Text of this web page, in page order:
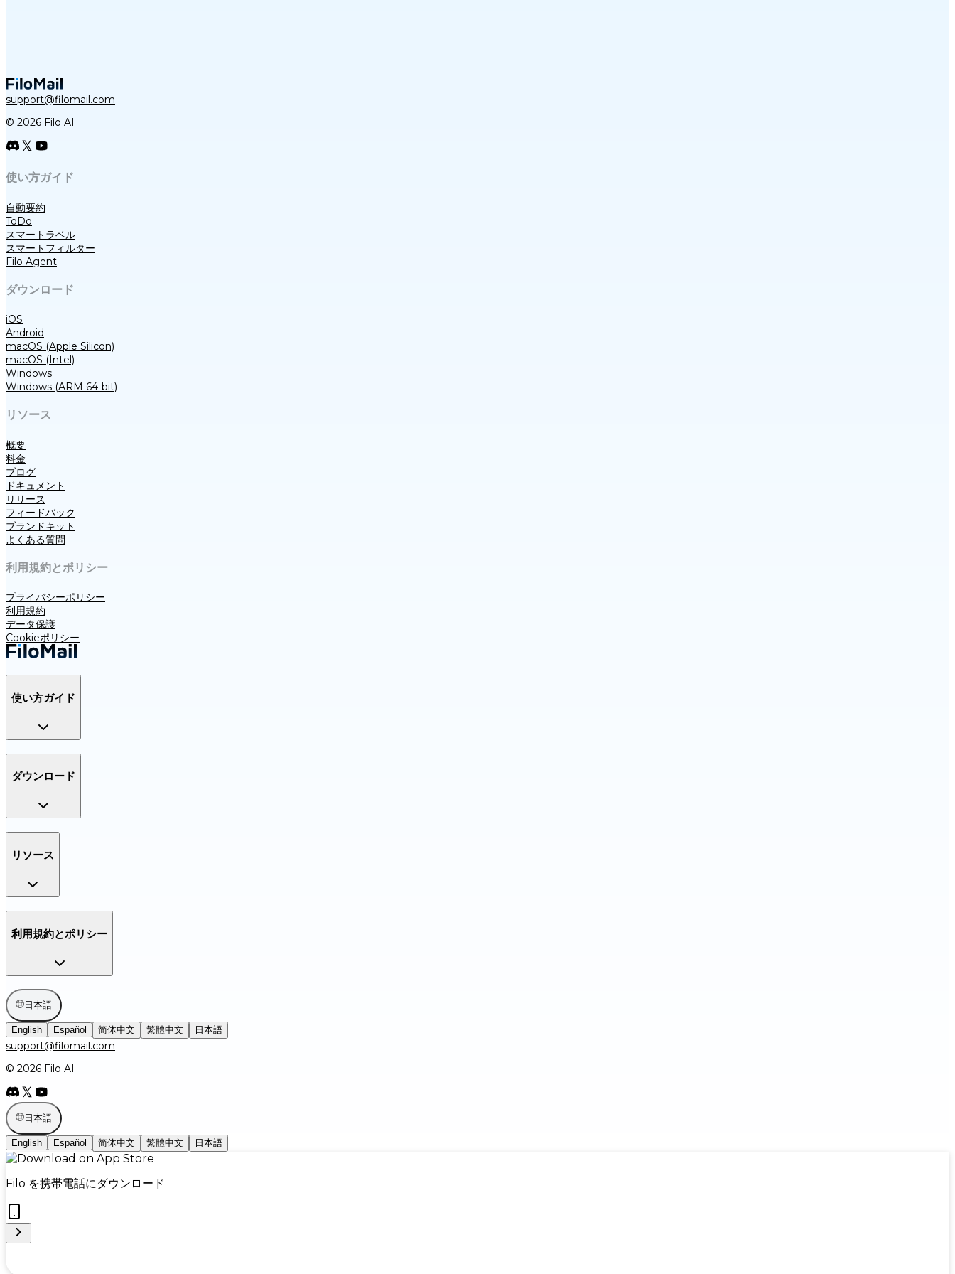
support@filomail.com
© 2026 Filo AI
使い方ガイド
自動要約
ToDo
スマートラベル
スマートフィルター
Filo Agent
ダウンロード
iOS
Android
macOS (Apple Silicon)
macOS (Intel)
Windows
Windows (ARM 64-bit)
リソース
概要
料金
ブログ
ドキュメント
リリース
フィードバック
ブランドキット
よくある質問
利用規約とポリシー
プライバシーポリシー
利用規約
データ保護
Cookieポリシー
使い方ガイド
ダウンロード
リソース
利用規約とポリシー
日本語
English Español 简体中文 繁體中文 日本語
support@filomail.com
© 2026 Filo AI
日本語
English Español 简体中文 繁體中文 日本語
Filo を携帯電話にダウンロード